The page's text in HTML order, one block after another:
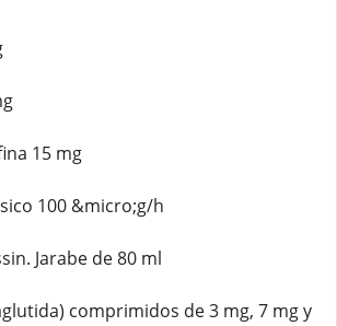
15 mg
100 &micro;g/h
Jarabe de 80 ml
comprimidos de 3 mg, 7 mg y